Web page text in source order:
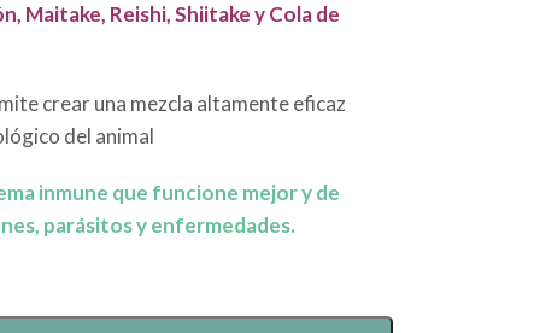
Maitake, Reishi, Shiitake y Cola de
crear una mezcla altamente eficaz
del animal
inmune que funcione mejor y de
parásitos y enfermedades.